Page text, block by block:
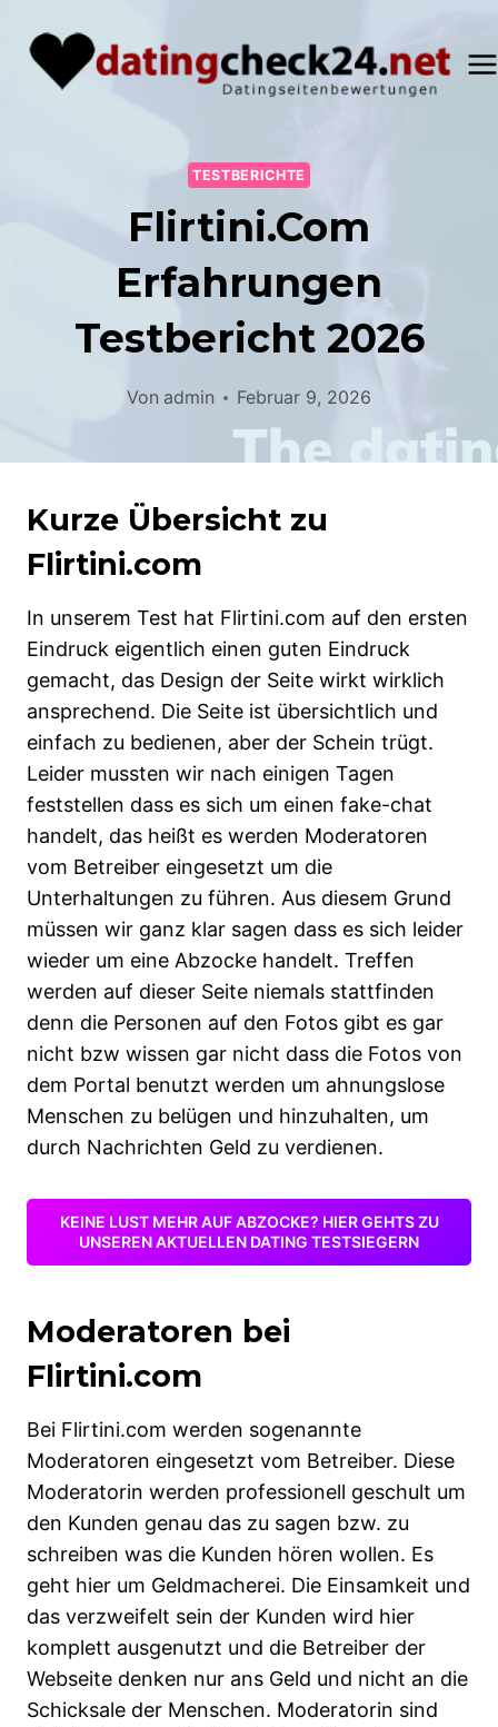
Inhalt
springen
TESTBERICHTE
Flirtini.com
Erfahrungen
Testbericht 2026
Von admin Februar 9, 2026
Kurze Übersicht zu
Flirtini.com
In unserem Test hat Flirtini.com auf den ersten
Eindruck eigentlich einen guten Eindruck
gemacht, das Design der Seite wirkt wirklich
ansprechend. Die Seite ist übersichtlich und
einfach zu bedienen, aber der Schein trügt.
Leider mussten wir nach einigen Tagen
feststellen dass es sich um einen fake-chat
handelt, das heißt es werden Moderatoren
vom Betreiber eingesetzt um die
Unterhaltungen zu führen. Aus diesem Grund
müssen wir ganz klar sagen dass es sich leider
wieder um eine Abzocke handelt. Treffen
werden auf dieser Seite niemals stattfinden
denn die Personen auf den Fotos gibt es gar
nicht bzw wissen gar nicht dass die Fotos von
dem Portal benutzt werden um ahnungslose
Menschen zu belügen und hinzuhalten, um
durch Nachrichten Geld zu verdienen.
KEINE LUST MEHR AUF ABZOCKE? HIER GEHTS ZU
UNSEREN AKTUELLEN DATING TESTSIEGERN
Moderatoren bei
Flirtini.com
Bei Flirtini.com werden sogenannte
Moderatoren eingesetzt vom Betreiber. Diese
Moderatorin werden professionell geschult um
den Kunden genau das zu sagen bzw. zu
schreiben was die Kunden hören wollen. Es
geht hier um Geldmacherei. Die Einsamkeit und
das verzweifelt sein der Kunden wird hier
komplett ausgenutzt und die Betreiber der
Webseite denken nur ans Geld und nicht an die
Schicksale der Menschen. Moderatorin sind